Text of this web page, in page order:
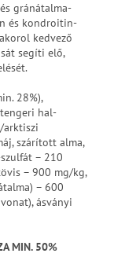
gránátalma-
és kondroitin-
kedvező
segíti elő,
28%),
hal-
arktiszi
szárított alma,
– 210
– 900 mg/kg,
– 600
ásványi
MIN. 50%